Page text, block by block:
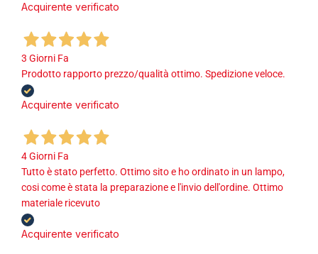
Acquirente verificato
3 Giorni Fa
Prodotto rapporto prezzo/qualità ottimo. Spedizione veloce.
Acquirente verificato
4 Giorni Fa
Tutto è stato perfetto. Ottimo sito e ho ordinato in un lampo,
cosi come è stata la preparazione e l'invio dell'ordine. Ottimo
materiale ricevuto
Acquirente verificato